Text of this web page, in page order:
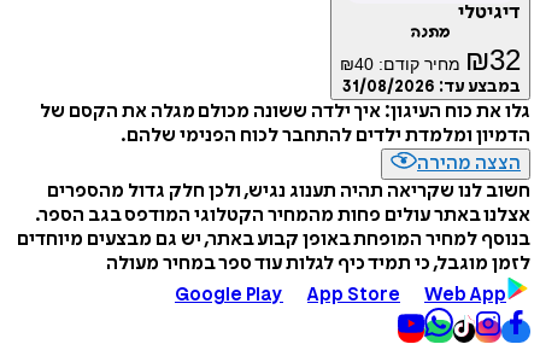
דיגיטלי
מתנה
₪32 מחיר קודם: ₪40
במבצע עד: 31/08/2026
גלו את כוח העיגון: איך ילדה ששונה מכולם מגלה את הקסם של
הדמיון ומלמדת ילדים להתחבר לכוח הפנימי שלהם.
הצצה מהירה
חשוב לנו שקריאה תהיה תענוג נגיש, ולכן חלק גדול מהספרים
אצלנו באתר עולים פחות מהמחיר הקטלוגי המודפס בגב הספר.
בנוסף למחיר המופחת באופן קבוע באתר, יש גם מבצעים מיוחדים
לזמן מוגבל, כי תמיד כיף לגלות עוד ספר במחיר מעולה
Google Play
App Store Web App